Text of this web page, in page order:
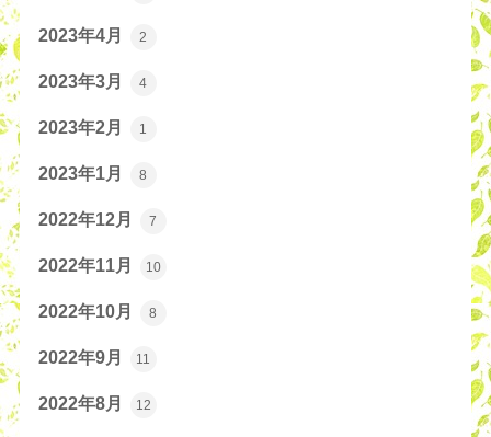
2023年4月 2
2023年3月 4
2023年2月 1
2023年1月 8
2022年12月 7
2022年11月 10
2022年10月 8
2022年9月 11
2022年8月 12